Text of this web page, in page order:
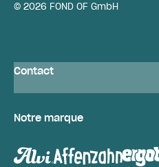
© 2026 FOND OF GmbH
Contact
Notre marque